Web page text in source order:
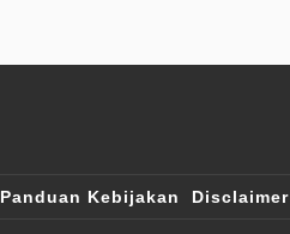
Panduan Kebijakan Disclaimer